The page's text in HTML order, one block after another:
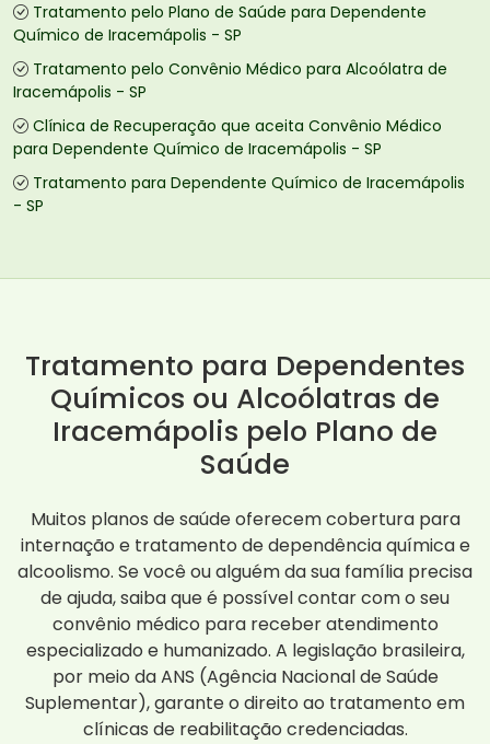
Tratamento pelo Plano de Saúde para Dependente
Químico de Iracemápolis - SP
Tratamento pelo Convênio Médico para Alcoólatra de
Iracemápolis - SP
Clínica de Recuperação que aceita Convênio Médico
para Dependente Químico de Iracemápolis - SP
Tratamento para Dependente Químico de Iracemápolis
- SP
Tratamento para Dependentes
Químicos ou Alcoólatras de
Iracemápolis pelo Plano de
Saúde
Muitos planos de saúde oferecem cobertura para
internação e tratamento de dependência química e
alcoolismo. Se você ou alguém da sua família precisa
de ajuda, saiba que é possível contar com o seu
convênio médico para receber atendimento
especializado e humanizado. A legislação brasileira,
por meio da ANS (Agência Nacional de Saúde
Suplementar), garante o direito ao tratamento em
clínicas de reabilitação credenciadas.